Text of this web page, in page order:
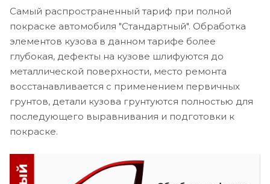
Самый распространенный тариф при полной
покраске автомобиля "Стандартный". Обработка
элементов кузова в данном тарифе более
глубокая, дефекты на кузове шлифуются до
металлической поверхности, место ремонта
восстанавливается с применением первичных
грунтов, детали кузова грунтуются полностью для
последующего выравнивания и подготовки к
покраске.